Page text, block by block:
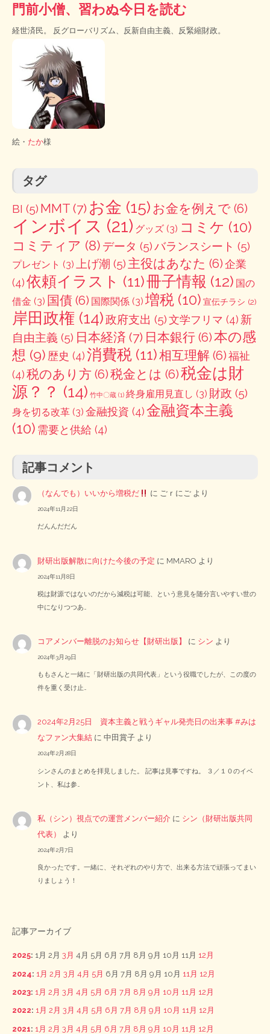
門前小僧、習わぬ今日を読む
経世済民。 反グローバリズム、反新自由主義、反緊縮財政。
絵・ たか様
タグ
BI (5) MMT (7) お金 (15) お金を例えで (6)
インボイス (21) グッズ (3) コミケ (10)
コミティア (8) データ (5)バランスシート (5)
プレゼント (3) 上げ潮 (5) 主役はあなた (6)企業
(4)依頼イラスト (11)冊子情報 (12) 国の
借金 (3) 国債 (6) 国際関係 (3) 増税 (10) 宣伝チラシ (2)
岸田政権 (14)政府支出 (5)文学フリマ (4) 新
自由主義 (5) 日本経済 (7) 日本銀行 (6)本の感
想 (9) 歴史 (4)消費税 (11)相互理解 (6)福祉
(4)税のあり方 (6)税金とは (6)税金は財
源？？ (14) 竹中〇蔵 (1) 終身雇用見直し (3) 財政 (5)
身を切る改革 (3) 金融投資 (4)金融資本主義
(10) 需要と供給 (4)
記事コメント
（なんでも）いいから増税だ に ごｒにご より
2024年11月22日
だんんだだん
財研出版解散に向けた今後の予定 に MMARO より
2024年11月8日
税は財源ではないのだから減税は可能、という意見を随分言いやすい世の
中になりつつあ…
コアメンバー離脱のお知らせ【財研出版】 に シン より
2024年3月29日
ももさんと一緒に「財研出版の共同代表」という役職でしたが、この度の
件を重く受け止…
2024年2月25日 資本主義と戦うギャル発売日の出来事 #みは
なファン大集結 に中田賞子 より
2024年2月28日
シンさんのまとめを拝見しました。 記事は見事ですね。 ３／１０のイベ
ント、私は参…
私（シン）視点での運営メンバー紹介 に シン（財研出版共同
代表）
より
2024年2月7日
良かったです。一緒に、それぞれのやり方で、出来る方法で頑張ってまい
りましょう！
記事アーカイブ
2025: 1月 2月 3月 4月 5月 6月 7月 8月 9月 10月 11月 12月
2024: 1月 2月 3月 4月 5月 6月 7月 8月 9月 10月 11月 12月
2023: 1月 2月 3月 4月 5月 6月 7月 8月 9月 10月 11月 12月
2022: 1月 2月 3月 4月 5月 6月 7月 8月 9月 10月 11月 12月
2021: 1月 2月 3月 4月 5月 6月 7月 8月 9月 10月 11月 12月